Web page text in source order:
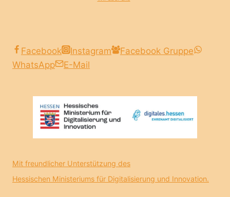
Facebook Instagram
Facebook Gruppe
WhatsApp
E-Mail
Mit freundlicher Unterstützung des
Hessischen Ministeriums für Digitalisierung und Innovation.